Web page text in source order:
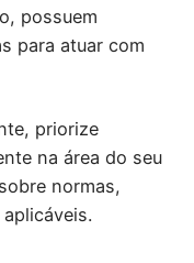
possuem
para atuar com
priorize
na área do seu
normas,